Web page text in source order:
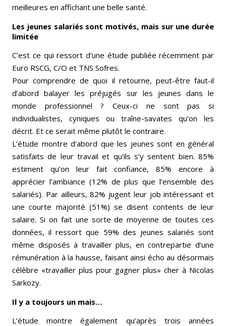
meilleures en affichant une belle santé.
Les jeunes salariés sont motivés, mais sur une durée
limitée
C’est ce qui ressort d’une étude publiée récemment par
Euro RSCG, C/O et TNS Sofres.
Pour comprendre de quoi il retourne, peut-être faut-il
d’abord balayer les préjugés sur les jeunes dans le
monde professionnel ? Ceux-ci ne sont pas si
individualistes, cyniques ou traîne-savates qu’on les
décrit. Et ce serait même plutôt le contraire.
L’étude montre d’abord que les jeunes sont en général
satisfaits de leur travail et qu’ils s’y sentent bien. 85%
estiment qu’on leur fait confiance, 85% encore à
apprécier l’ambiance (12% de plus que l’ensemble des
salariés). Par ailleurs, 82% jugent leur job intéressant et
une courte majorité (51%) se disent contents de leur
salaire. Si on fait une sorte de moyenne de toutes ces
données, il ressort que 59% des jeunes salariés sont
même disposés à travailler plus, en contrepartie d’une
rémunération à la hausse, faisant ainsi écho au désormais
célèbre «travailler plus pour gagner plus» cher à Nicolas
Sarkozy.
Il y a toujours un mais…
L’étude montre également qu’après trois années